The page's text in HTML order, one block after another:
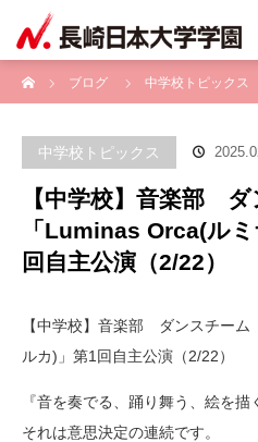
ブログ
中学校トピックス
中学校トピックス
【中学校】音楽部 ダ
「Luminas Orca(ル
回自主公演（2/22）
【中学校】音楽部 ダンスチー
ルカ)」第1回自主公演（2/22）
『音を奏でる、踊り舞う、絵を描
それは意思決定の連続です。